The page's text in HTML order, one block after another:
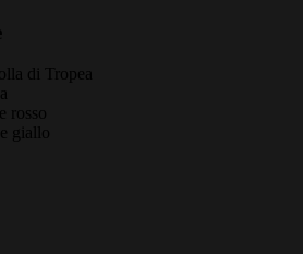
di Tropea
rosso
giallo